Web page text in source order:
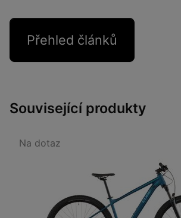
Přehled článků
Související produkty
Na dotaz